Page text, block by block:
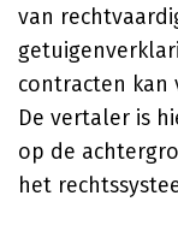
van
contracten kan
De vertaler is
op de
het